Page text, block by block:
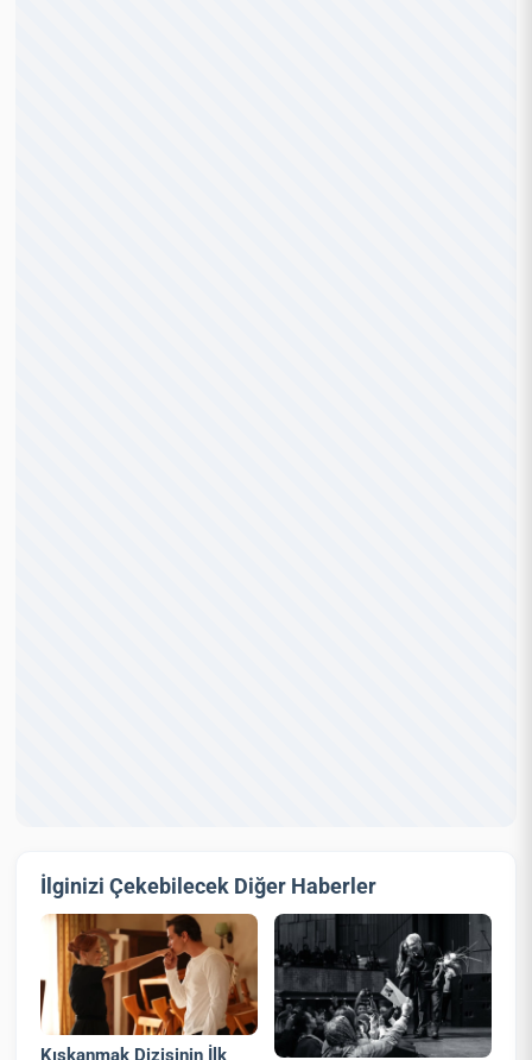
İlginizi Çekebilecek Diğer Haberler
Kıskanmak Dizisinin İlk